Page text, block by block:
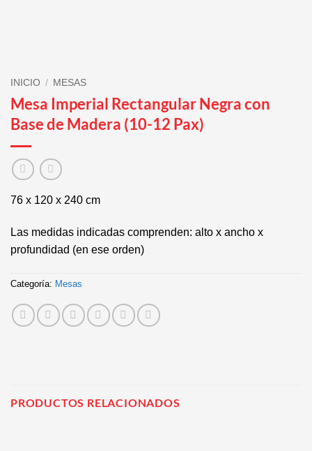
INICIO / MESAS
Mesa Imperial Rectangular Negra con
Base de Madera (10-12 Pax)
76 x 120 x 240 cm
Las medidas indicadas comprenden: alto x ancho x
profundidad (en ese orden)
Categoría: Mesas
PRODUCTOS RELACIONADOS